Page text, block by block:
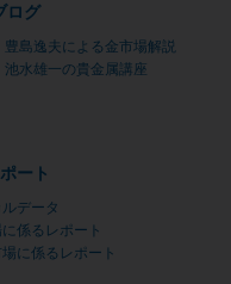
ログ
豊島逸夫による金市場解説
池水雄一の貴金属講座
ート
データ
係るレポート
に係るレポート